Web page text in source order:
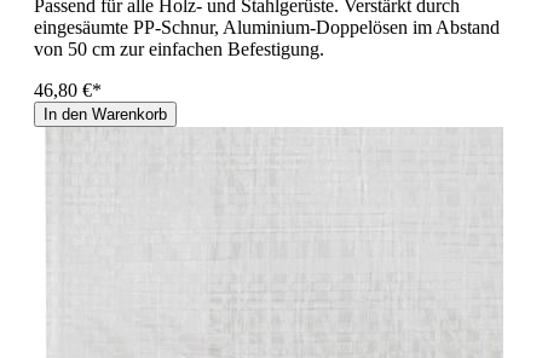
Passend für alle Holz- und Stahlgerüste. Verstärkt durch
eingesäumte PP-Schnur, Aluminium-Doppelösen im Abstand
von 50 cm zur einfachen Befestigung.
46,80 €*
In den Warenkorb